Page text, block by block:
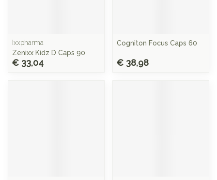
Ixxpharma
Zenixx Kidz D Caps 90
€ 33,04
Cogniton Focus Caps 60
€ 38,98